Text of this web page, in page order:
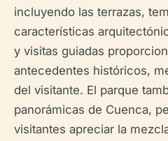
incluyendo las terrazas,
características
y visitas guiadas
antecedentes históricos,
del visitante. El parque
panorámicas de Cuenca,
visitantes apreciar la